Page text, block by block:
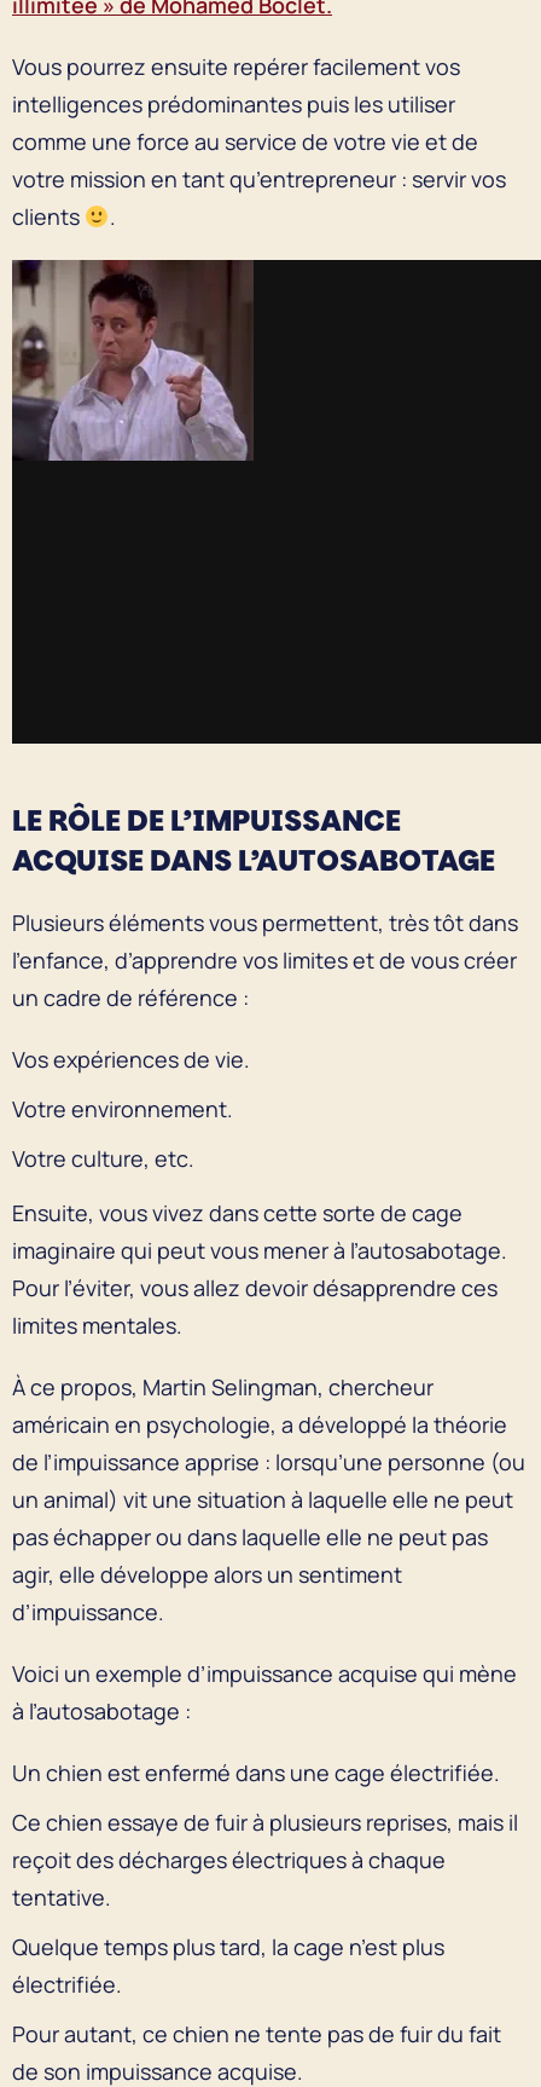
Vous pourrez ensuite repérer facilement vos
intelligences prédominantes puis les utiliser
comme une force au service de votre vie et de
votre mission en tant qu’entrepreneur : servir vos
clients
.
LE RÔLE DE L’IMPUISSANCE
ACQUISE DANS L’AUTOSABOTAGE
Plusieurs éléments vous permettent, très tôt dans
l’enfance, d’apprendre vos limites et de vous créer
un cadre de référence :
Vos expériences de vie.
Votre environnement.
Votre culture, etc.
Ensuite, vous vivez dans cette sorte de cage
imaginaire qui peut vous mener à l’autosabotage.
Pour l’éviter, vous allez devoir désapprendre ces
limites mentales.
À ce propos, Martin Selingman, chercheur
américain en psychologie, a développé la théorie
de l’impuissance apprise : lorsqu’une personne (ou
un animal) vit une situation à laquelle elle ne peut
pas échapper ou dans laquelle elle ne peut pas
agir, elle développe alors un sentiment
d’impuissance.
Voici un exemple d’impuissance acquise qui mène
à l’autosabotage :
Un chien est enfermé dans une cage électrifiée.
Ce chien essaye de fuir à plusieurs reprises, mais il
reçoit des décharges électriques à chaque
tentative.
Quelque temps plus tard, la cage n’est plus
électrifiée.
Pour autant, ce chien ne tente pas de fuir du fait
de son impuissance acquise.